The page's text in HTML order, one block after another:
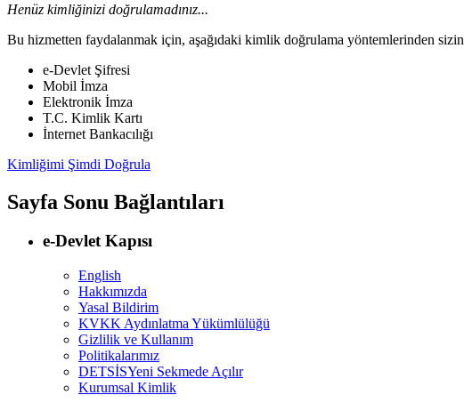
Henüz kimliğinizi doğrulamadınız...
Bu hizmetten faydalanmak için, aşağıdaki kimlik doğrulama yöntemlerinden
e-Devlet Şifresi
Mobil İmza
Elektronik İmza
T.C. Kimlik Kartı
İnternet Bankacılığı
Kimliğimi Şimdi Doğrula
Sayfa Sonu Bağlantıları
e-Devlet Kapısı
English
Hakkımızda
Yasal Bildirim
KVKK Aydınlatma Yükümlülüğü
Gizlilik ve Kullanım
Politikalarımız
DETSİSYeni Sekmede Açılır
Kurumsal Kimlik